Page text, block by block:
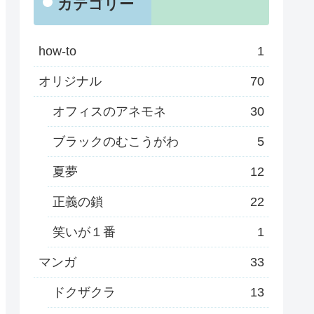
カテゴリー
how-to 1
オリジナル 70
オフィスのアネモネ 30
ブラックのむこうがわ 5
夏夢 12
正義の鎖 22
笑いが１番 1
マンガ 33
ドクザクラ 13